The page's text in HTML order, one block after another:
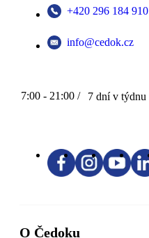
+420 296 184 910
info@cedok.cz
7:00 - 21:00 / 7 dní v týdnu
O Čedoku